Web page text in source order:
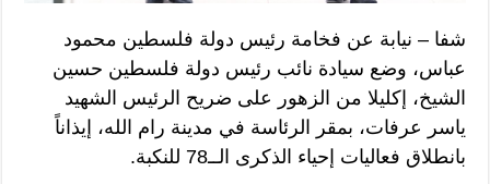
شفا – نيابة عن فخامة رئيس دولة فلسطين محمود
عباس، وضع سيادة نائب رئيس دولة فلسطين حسين
الشيخ، إكليلا من الزهور على ضريح الرئيس الشهيد
ياسر عرفات، بمقر الرئاسة في مدينة رام الله، إيذاناً
بانطلاق فعاليات إحياء الذكرى الــ78 للنكبة.